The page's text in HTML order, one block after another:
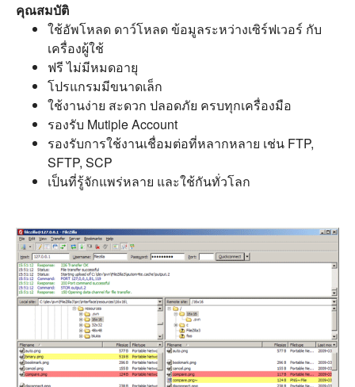
คุณสมบัติ
ใช้อัพโหลด ดาว์โหลด ข้อมูลระหว่างเซิร์ฟเวอร์ กับ
เครื่องผู้ใช้
ฟรี ไม่มีหมดอายุ
โปรแกรมมีขนาดเล็ก
ใช้งานง่าย สะดวก ปลอดภัย ครบทุกเครื่องมือ
รองรับ Mutiple Account
รองรับการใช้งานเชื่อมต่อที่หลากหลาย เช่น FTP,
SFTP, SCP
เป็นที่รู้จักแพร่หลาย และใช้กันทั่วโลก